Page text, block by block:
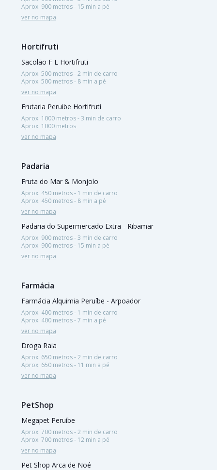
Aprox. 900 metros - 15 min a pé
ver no mapa
Hortifruti
Sacolão F L Hortifruti
Aprox. 500 metros - 2 min de carro
Aprox. 500 metros - 8 min a pé
ver no mapa
Frutaria Peruibe Hortifruti
Aprox. 1000 metros - 3 min de carro
Aprox. 1000 metros
ver no mapa
Padaria
Fruta do Mar & Monjolo
Aprox. 450 metros - 1 min de carro
Aprox. 450 metros - 8 min a pé
ver no mapa
Padaria do Supermercado Extra - Ribamar
Aprox. 900 metros - 3 min de carro
Aprox. 900 metros - 15 min a pé
ver no mapa
Farmácia
Farmácia Alquimia Peruíbe - Arpoador
Aprox. 400 metros - 1 min de carro
Aprox. 400 metros - 7 min a pé
ver no mapa
Droga Raia
Aprox. 650 metros - 2 min de carro
Aprox. 650 metros - 11 min a pé
ver no mapa
PetShop
Megapet Peruíbe
Aprox. 700 metros - 2 min de carro
Aprox. 700 metros - 12 min a pé
ver no mapa
Pet Shop Arca de Noé